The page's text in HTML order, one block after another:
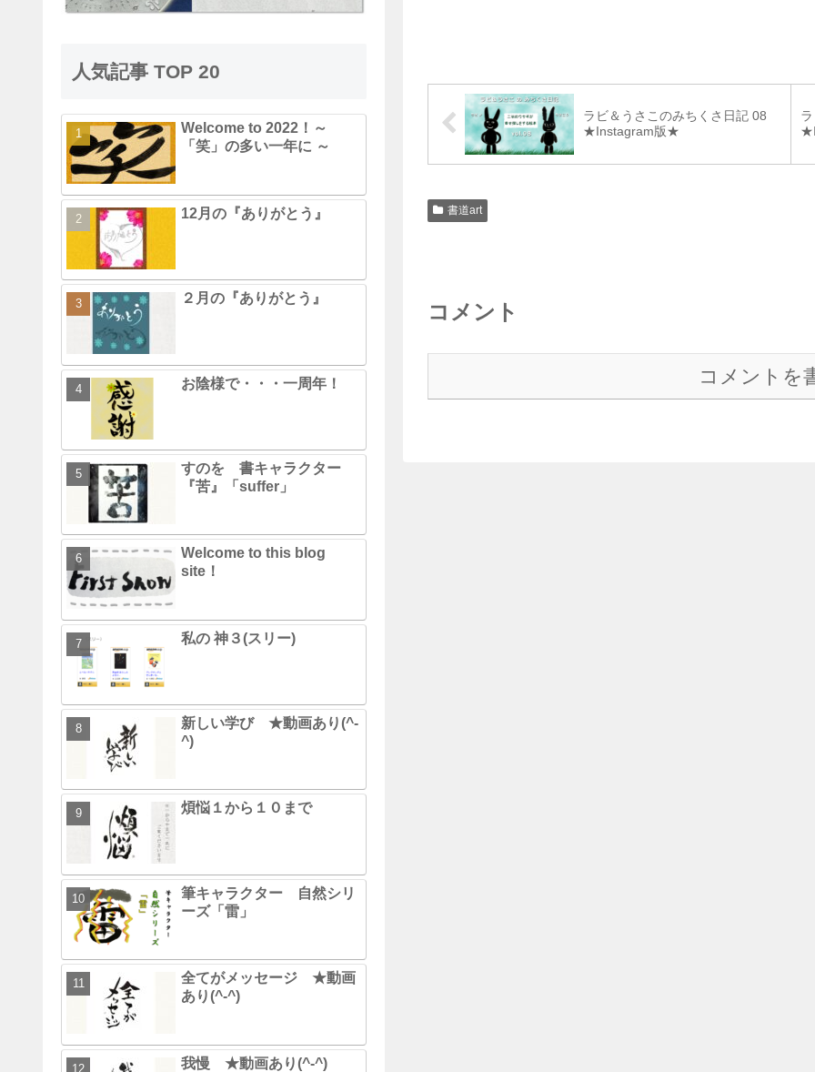
ラビ＆うさこのみちくさ日記 08
★Instagram版★
書道art
コメント
コメントを
人気記事 TOP 20
Welcome to 2022！～
「笑」の多い一年に ～
12月の『ありがとう』
２月の『ありがとう』
お陰様で・・・一周年！
すのを 書キャラクター
『苦』「suffer」
Welcome to this blog
site！
私の 神３(スリー)
新しい学び ★動画あり(^-
^)
煩悩１から１０まで
筆キャラクター 自然シリ
ーズ「雷」
全てがメッセージ ★動画
あり(^-^)
我慢 ★動画あり(^-^)